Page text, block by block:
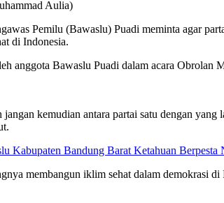
Aulia)
Pemilu (Bawaslu) Puadi meminta agar
di Indonesia.
anggota Bawaslu Puadi dalam acara
kemudian antara partai satu dengan
Kabupaten Bandung Barat Ketahuan
membangun iklim sehat dalam demokrasi